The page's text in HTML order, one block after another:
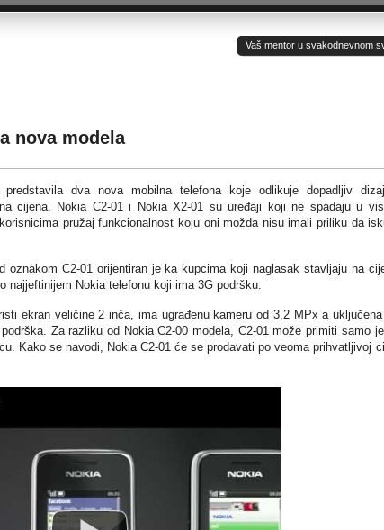
Vaš mentor u svakodnevnom
nova modela
predstavila dva nova mobilna telefona koje odlikuje dopadljiv
cijena. Nokia C2-01 i Nokia X2-01 su uređaji koji ne spadaju u
pružaj funkcionalnost koju oni možda nisu imali priliku da
oznakom C2-01 orijentiran je ka kupcima koji naglasak stavljaju na
najjeftinijem Nokia telefonu koji ima 3G podršku.
ekran veličine 2 inča, ima ugrađenu kameru od 3,2 MPx a
podrška. Za razliku od Nokia C2-00 modela, C2-01 može primiti samo
Kako se navodi, Nokia C2-01 će se prodavati po veoma prihvatljivoj